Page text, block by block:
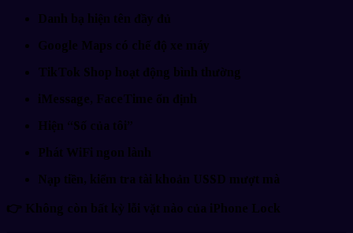
Danh bạ hiện tên đầy đủ
Google Maps có chế độ xe máy
TikTok Shop hoạt động bình thường
iMessage, FaceTime ổn định
Hiện “Số của tôi”
Phát WiFi ngon lành
Nạp tiền, kiểm tra tài khoản USSD mượt mà
👉 Không còn bất kỳ lỗi vặt nào của iPhone Lock